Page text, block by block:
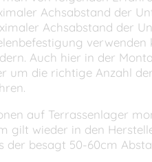
Achsabstand der
Achsabstand der
Auch hier in der
um die richtige Anzahl
auf Terrassenlager
gilt wieder in den
besagt 50-60cm